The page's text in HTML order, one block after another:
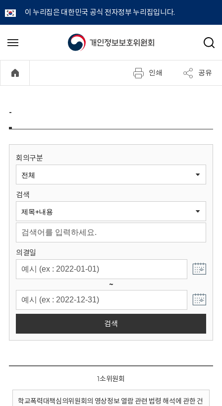
이 누리집은 대한민국 공식 전자정부 누리집입니다.
개
정
보
원
회
메
기
검
인쇄 공유
-
회의구분
검색
의결일
~
검색
1소위원회
학교폭력대책심의위원회의 영상정보 열람 관련 법령 해석에 관한 건